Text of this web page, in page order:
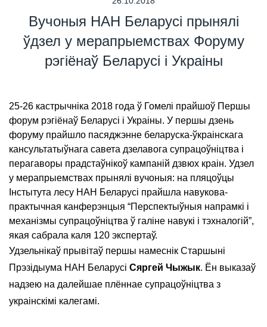
Вучоныя НАН Беларусі прынялі
ўдзел у мерапрыемствах Форуму
рэгіёнаў Беларусі і Украіны
25-26 кастрычніка 2018 года ў Гомелі прайшоў Першы
форум рэгіёнаў Беларусі і Украіны. У першы дзень
форуму прайшло пасяджэнне беларуска-ўкраінскага
кансультатыўнага савета дзелавога супрацоўніцтва і
перагаворы прадстаўнікоў кампаній дзвюх краін. Удзел
у мерапрыемствах прынялі вучоныя: на пляцоўцы
Інстытута лесу НАН Беларусі прайшла навукова-
практычная канферэнцыя “Перспектыўныя напрамкі і
механізмы супрацоўніцтва ў галіне навукі і тэхналогій”,
якая сабрала каля 120 экспертаў.
Удзельнікаў прывітаў першы намеснік Старшыні
Прэзідыума НАН Беларусі Сяргей Чыжык. Ён выказаў
надзею на далейшае плённае супрацоўніцтва з
украінскімі калегамі.